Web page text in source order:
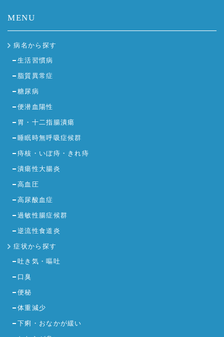
MENU
病名から探す
生活習慣病
脂質異常症
糖尿病
便潜血陽性
胃・十二指腸潰瘍
睡眠時無呼吸症候群
痔核・いぼ痔・きれ痔
潰瘍性大腸炎
高血圧
高尿酸血症
過敏性腸症候群
逆流性食道炎
症状から探す
吐き気・嘔吐
口臭
便秘
体重減少
下痢・おなかが緩い